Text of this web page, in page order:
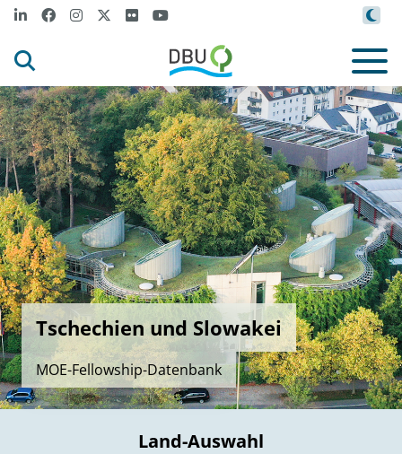
Tschechien und Slowakei
MOE-Fellowship-Datenbank
Land-Auswahl